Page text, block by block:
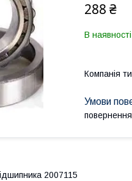
288 ₴
В наявності
Компанія
2007115